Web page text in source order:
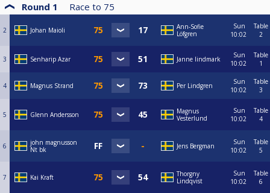
Round 1 Race to 75
2 Johan Maioli
Ann-Sofie
Löfgren
Sun
10:02
Table
2
3 Senharip Azar Janne lindmark
Sun
10:02
Table
1
4 Magnus Strand Per Lindgren
Sun
10:02
Table
3
5 Glenn Andersson
Magnus
Vesterlund
Sun
10:02
Table
4
6
john magnusson
Nt bk
Jens Bergman
Sun
10:02
Table
5
7 Kai Kraft
Thorgny
Lindqvist
Sun
10:02
Table
6